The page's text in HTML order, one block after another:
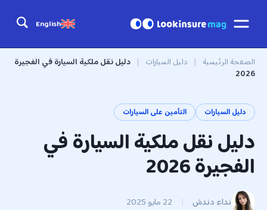
English
الصفحة الرئيسية | دليل السيارات | دليل نقل ملكية السيارة في الفجيرة
2026
دليل السيارات التأمين على السيارات
دليل نقل ملكية السيارة في
الفجيرة 2026
نداء دندش | 22 مايو 2025